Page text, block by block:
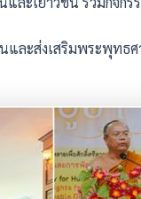
และส่งเสริมพระพุท